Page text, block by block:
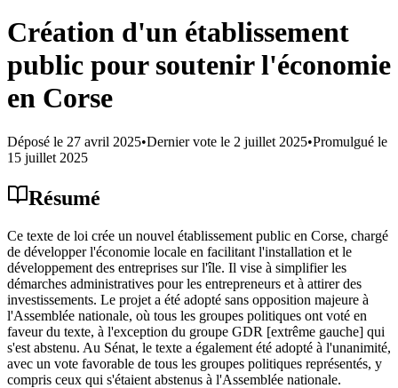
Création d'un établissement
public pour soutenir l'économie
en Corse
Déposé le 27 avril 2025•Dernier vote le 2 juillet 2025•Promulgué le
15 juillet 2025
Résumé
Ce texte de loi crée un nouvel établissement public en Corse, chargé
de développer l'économie locale en facilitant l'installation et le
développement des entreprises sur l'île. Il vise à simplifier les
démarches administratives pour les entrepreneurs et à attirer des
investissements. Le projet a été adopté sans opposition majeure à
l'Assemblée nationale, où tous les groupes politiques ont voté en
faveur du texte, à l'exception du groupe GDR [extrême gauche] qui
s'est abstenu. Au Sénat, le texte a également été adopté à l'unanimité,
avec un vote favorable de tous les groupes politiques représentés, y
compris ceux qui s'étaient abstenus à l'Assemblée nationale.